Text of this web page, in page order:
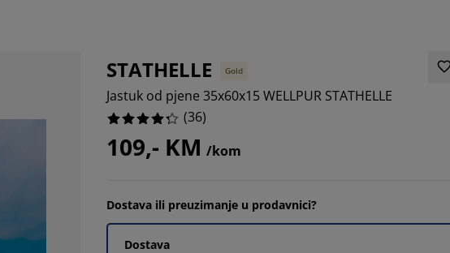
STATHELLE Gold
Jastuk od pjene 35x60x15 WELLPUR STATHELLE
(36)
109,- KM /kom
Dostava ili preuzimanje u prodavnici?
Dostava
2.7777777777777777%